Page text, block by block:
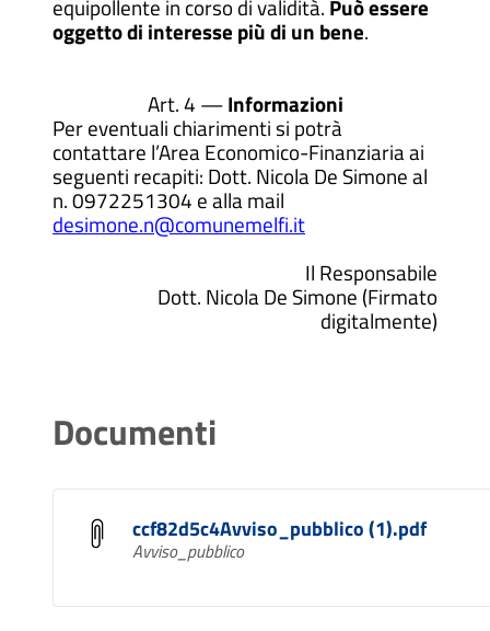
equipollente in corso di validità. Può essere
oggetto di interesse più di un bene.
Art. 4 —Informazioni
Per eventuali chiarimenti si potrà
contattare l’Area Economico-Finanziaria ai
seguenti recapiti: Dott. Nicola De Simone al
n. 0972251304 e alla mail
desimone.n@comunemelfi.it
Il Responsabile
Dott. Nicola De Simone (Firmato
digitalmente)
Documenti
ccf82d5c4Avviso_pubblico (1).pdf
Avviso_pubblico